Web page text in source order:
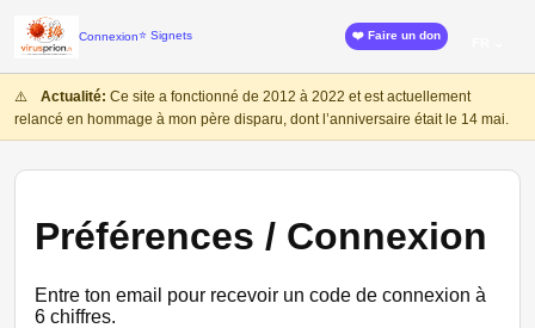
Connexion⭐ Signets ❤️ Faire un don
⚠️ Actualité: Ce site a fonctionné de 2012 à 2022 et est actuellement
relancé en hommage à mon père disparu, dont l’anniversaire était le 14 mai.
Préférences / Connexion
Entre ton email pour recevoir un code de connexion à
6 chiffres.